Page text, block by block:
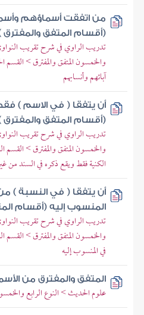
من اتفقت أسماؤهم
(أقسام المتفق والمفترق
تدريب الراوي في شرح تقريب
والخمسون المتفق والمفترق >
آبائهم وأنسابهم
أن يتفقا ( في الاسم )
(أقسام المتفق والمفترق
تدريب الراوي في شرح تقريب
والخمسون المتفق والمفترق >
الكنية فقط ويقع ذكره في السند من
أن يتفقا ( في النسبة )
المنسوب إليه (أقسام
تدريب الراوي في شرح تقريب
والخمسون المتفق والمفترق > القسم
في المنسوب إليه
المتفق والمفترق من
علوم الحديث > النوع الرابع